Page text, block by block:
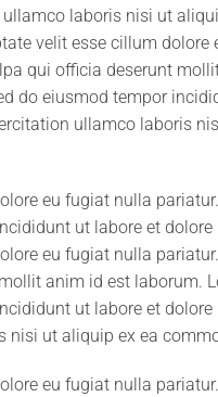
laboris nisi ut
velit esse cillum dolore
qui officia deserunt
do eiusmod tempor
ullamco laboris
eu fugiat nulla
ut labore et
eu fugiat nulla
anim id est laborum.
ut labore et
ut aliquip ex ea
eu fugiat nulla